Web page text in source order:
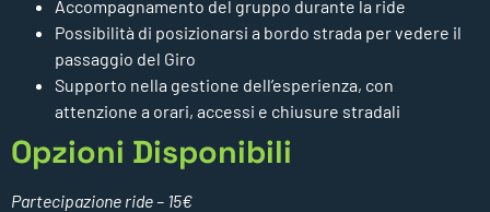
Accompagnamento del gruppo durante la ride
Possibilità di posizionarsi a bordo strada per vedere il
passaggio del Giro
Supporto nella gestione dell’esperienza, con
attenzione a orari, accessi e chiusure stradali
Opzioni Disponibili
Partecipazione ride – 15€